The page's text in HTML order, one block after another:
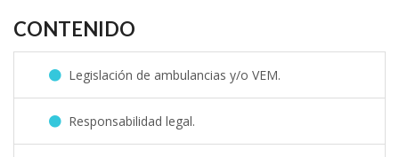
CONTENIDO
Legislación de ambulancias y/o VEM.
Responsabilidad legal.